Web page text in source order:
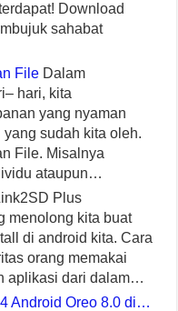
Download
sahabat
File Dalam
hari, kita
yang nyaman
sudah kita oleh.
File. Misalnya
ataupun…
Plus
menolong kita buat
di android kita. Cara
orang memakai
aplikasi dari dalam…
Android Oreo 8.0 di…